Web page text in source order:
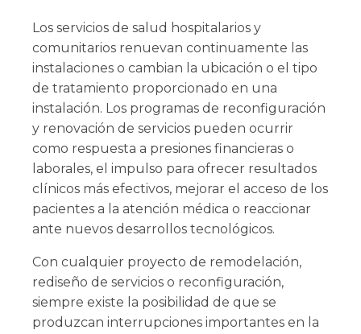
Los servicios de salud hospitalarios y
comunitarios renuevan continuamente las
instalaciones o cambian la ubicación o el tipo
de tratamiento proporcionado en una
instalación. Los programas de reconfiguración
y renovación de servicios pueden ocurrir
como respuesta a presiones financieras o
laborales, el impulso para ofrecer resultados
clínicos más efectivos, mejorar el acceso de los
pacientes a la atención médica o reaccionar
ante nuevos desarrollos tecnológicos.
Con cualquier proyecto de remodelación,
rediseño de servicios o reconfiguración,
siempre existe la posibilidad de que se
produzcan interrupciones importantes en la